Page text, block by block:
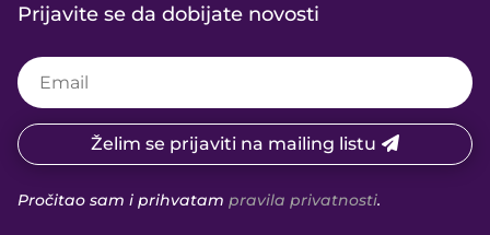
Prijavite se da dobijate novosti
Želim se prijaviti na mailing listu
Pročitao sam i prihvatam pravila privatnosti.